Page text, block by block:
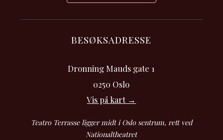
BESØKSADRESSE
Dronning Mauds gate 1
0250 Oslo
Vis på kart →
Teatro Terrasse ligger midt i Oslo sentrum, rett ved
Nationaltheatret